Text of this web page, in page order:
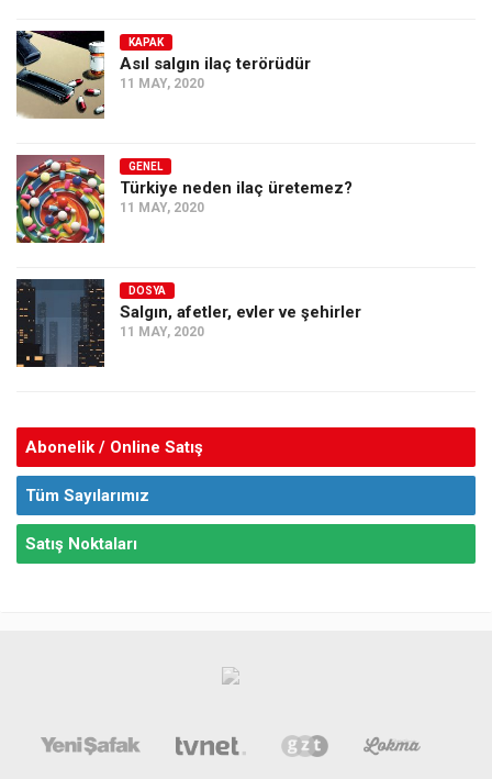
KAPAK
Asıl salgın ilaç terörüdür
11 MAY, 2020
GENEL
Türkiye neden ilaç üretemez?
11 MAY, 2020
DOSYA
Salgın, afetler, evler ve şehirler
11 MAY, 2020
Abonelik / Online Satış
Tüm Sayılarımız
Satış Noktaları